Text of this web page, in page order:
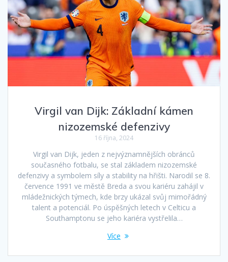
Virgil van Dijk: Základní kámen
nizozemské defenzivy
16 října, 2024
Virgil van Dijk, jeden z nejvýznamnějších obránců
současného fotbalu, se stal základem nizozemské
defenzivy a symbolem síly a stability na hřišti. Narodil se 8.
července 1991 ve městě Breda a svou kariéru zahájil v
mládežnických týmech, kde brzy ukázal svůj mimořádný
talent a potenciál. Po úspěšných letech v Celticu a
Southamptonu se jeho kariéra vystřelila…
Více